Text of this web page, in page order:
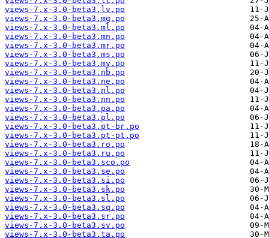
views-7.x-3.0-beta3.lv.po
views-7.x-3.0-beta3.mg.po
views-7.x-3.0-beta3.ml.po
views-7.x-3.0-beta3.mn.po
views-7.x-3.0-beta3.mr.po
views-7.x-3.0-beta3.ms.po
views-7.x-3.0-beta3.my.po
views-7.x-3.0-beta3.nb.po
views-7.x-3.0-beta3.ne.po
views-7.x-3.0-beta3.nl.po
views-7.x-3.0-beta3.nn.po
views-7.x-3.0-beta3.pa.po
views-7.x-3.0-beta3.pl.po
views-7.x-3.0-beta3.pt-br.po
views-7.x-3.0-beta3.pt-pt.po
views-7.x-3.0-beta3.ro.po
views-7.x-3.0-beta3.ru.po
views-7.x-3.0-beta3.sco.po
views-7.x-3.0-beta3.se.po
views-7.x-3.0-beta3.si.po
views-7.x-3.0-beta3.sk.po
views-7.x-3.0-beta3.sl.po
views-7.x-3.0-beta3.sq.po
views-7.x-3.0-beta3.sr.po
views-7.x-3.0-beta3.sv.po
views-7.x-3.0-beta3.ta.po